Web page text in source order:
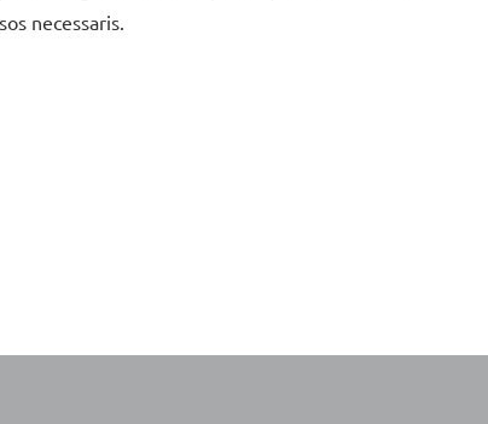
necessaris.